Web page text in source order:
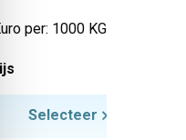
per: 1000 KG
Selecteer